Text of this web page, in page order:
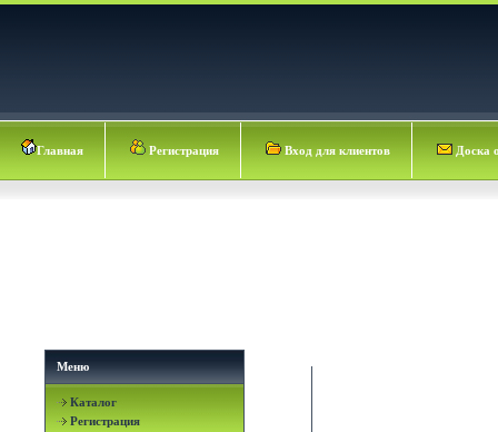
Главная Регистрация Вход для клиентов Доска
Меню
Каталог
Регистрация